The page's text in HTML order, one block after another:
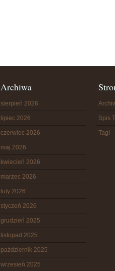
Archiwa
sierpień 2026
lipiec 2026
czerwiec 2026
maj 2026
kwiecień 2026
marzec 2026
luty 2026
styczeń 2026
grudzień 2025
listopad 2025
październik 2025
wrzesień 2025
Spis
Tagi